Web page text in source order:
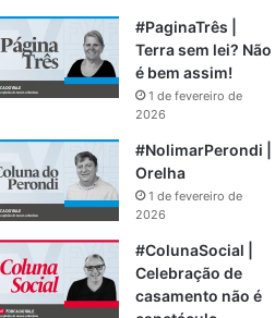
#PaginaTrês |
Terra sem lei? Não
é bem assim!
1 de fevereiro de
2026
#NolimarPerondi |
Orelha
1 de fevereiro de
2026
#ColunaSocial |
Celebração de
casamento não é